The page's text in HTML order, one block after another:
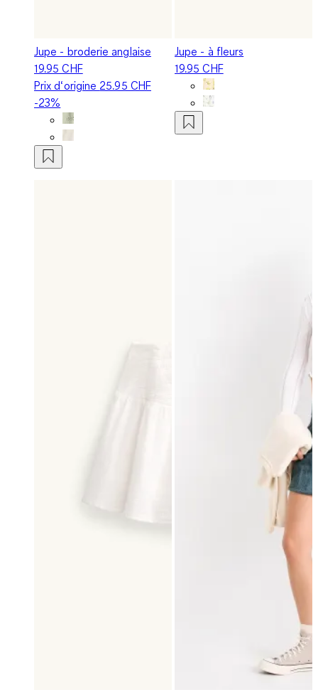
Jupe - broderie anglaise
19.95 CHF
Prix d‘origine 25.95 CHF
-23%
Jupe - à fleurs
19.95 CHF